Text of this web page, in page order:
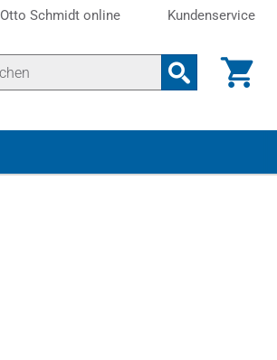
Otto Schmidt online Kundenservice